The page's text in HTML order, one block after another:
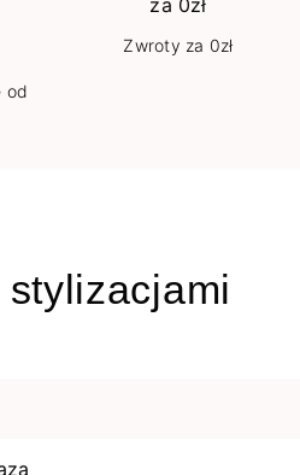
od
Zwroty za 0zł